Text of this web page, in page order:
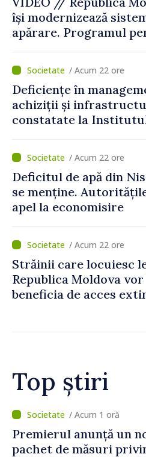
își modernizează
apărare. Programul
de Guvern. Anatolie
„În contextul actual de
securitate,
Programului
Naționale de Apărare
pentru consolidarea
capacităților de
statului”
/ Acum 22 ore
Deficiențe în
achiziții și
constatate la
Neurochirurgie „Diomid
Gherman”. Ministerul
Sănătății cere un plan
remediere
/ Acum 22 ore
Deficitul de apă din
se menține.
apel la economisire
/ Acum 22 ore
Străinii care locuiesc
Republica Moldova vor
beneficia de acces
Top știri
/ Acum 38 minute
Agenda evenimentelor,
august